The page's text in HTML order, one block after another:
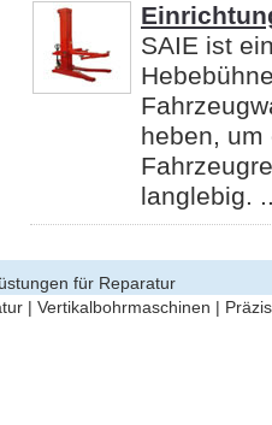
SAIE ist
heben, um
langlebig.
für Reparatur
| Vertikalbohrmaschinen |